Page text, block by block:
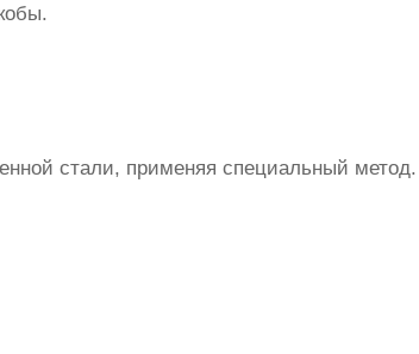
стали, применяя специальный